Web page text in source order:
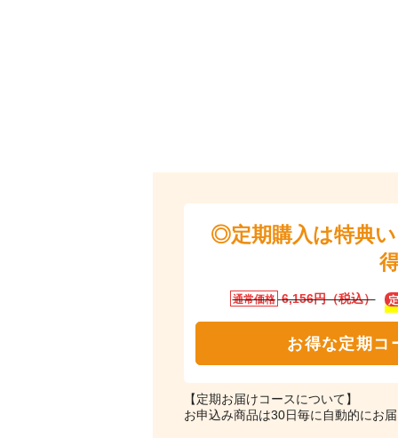
◎定期購入は特典
通常価格 6,156円（税込）
お得な定期コ
【定期お届けコースについて】
お申込み商品は30日毎に自動的にお